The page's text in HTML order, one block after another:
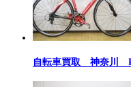
自転車買取 神奈川